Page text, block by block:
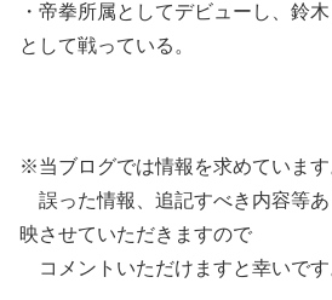
・帝拳所属としてデビューし、鈴
として戦っている。
※当ブログでは情報を求めています
誤った情報、追記すべき内容等あ
映させていただきますので
コメントいただけますと幸いです